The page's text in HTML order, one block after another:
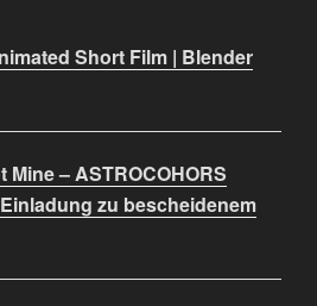
Short Film | Blender
Mine – ASTROCOHORS
Einladung zu bescheidenem